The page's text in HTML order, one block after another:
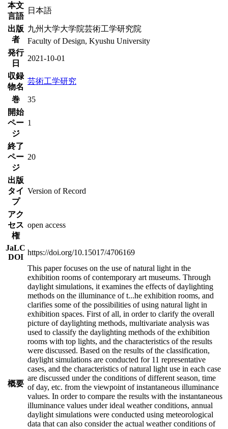
本文
言語
日本語
出版
者
九州大学大学院芸術工学研究院
Faculty of Design, Kyushu University
発行
日
2021-10-01
収録
物名
芸術工学研究
巻
35
開始
ペー
ジ
1
終了
ペー
ジ
20
出版
タイ
プ
Version of Record
アク
セス
権
open access
JaLC
DOI
https://doi.org/10.15017/4706169
概要
This paper focuses on the use of natural light in the
exhibition rooms of contemporary art museums. Through
daylight simulations, it examines the effects of daylighting
methods on the illuminance of t...he exhibition rooms, and
clarifies some of the possibilities of using natural light in
exhibition spaces. First of all, in order to clarify the overall
picture of daylighting methods, multivariate analysis was
used to classify the daylighting methods of the exhibition
rooms with top lights, and the characteristics of the results
were discussed. Based on the results of the classification,
daylight simulations are conducted for 11 representative
cases, and the characteristics of natural light use in each case
are discussed under the conditions of different season, time
of day, etc. from the viewpoint of instantaneous illuminance
values. In order to compare the results with the instantaneous
illuminance values under ideal weather conditions, annual
daylight simulations were conducted using meteorological
data that can also consider the actual weather conditions of